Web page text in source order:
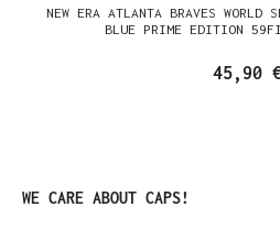
NEW ERA ATLANTA BRAVES WORLD
BLUE PRIME EDITION
45,90
Produktgalerie überspringen
WE CARE ABOUT CAPS!